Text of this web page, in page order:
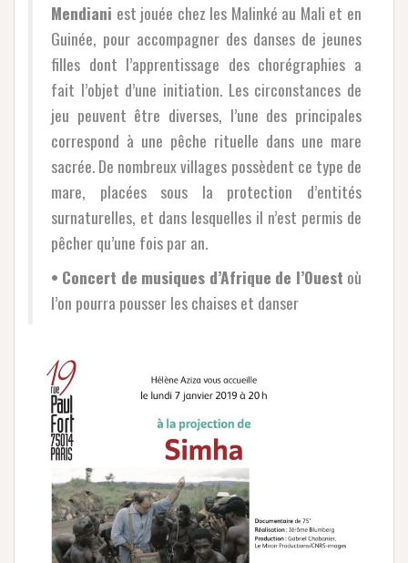
Mendiani est jouée chez les Malinké au Mali et en
Guinée, pour accompagner des danses de jeunes
filles dont l’apprentissage des chorégraphies a
fait l’objet d’une initiation. Les circonstances de
jeu peuvent être diverses, l’une des principales
correspond à une pêche rituelle dans une mare
sacrée. De nombreux villages possèdent ce type de
mare, placées sous la protection d’entités
surnaturelles, et dans lesquelles il n’est permis de
pêcher qu’une fois par an.
• Concert de musiques d’Afrique de l’Ouest où
l’on pourra pousser les chaises et danser